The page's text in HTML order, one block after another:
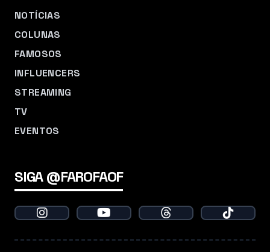
NOTÍCIAS
COLUNAS
FAMOSOS
INFLUENCERS
STREAMING
TV
EVENTOS
SIGA @FAROFAOF